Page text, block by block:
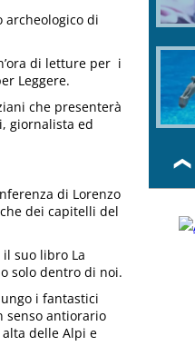
archeologico di
di letture per i
Leggere.
che presenterà
giornalista ed
di Lorenzo
dei capitelli del
suo libro La
solo dentro di noi.
i fantastici
senso antiorario
delle Alpi e
❮